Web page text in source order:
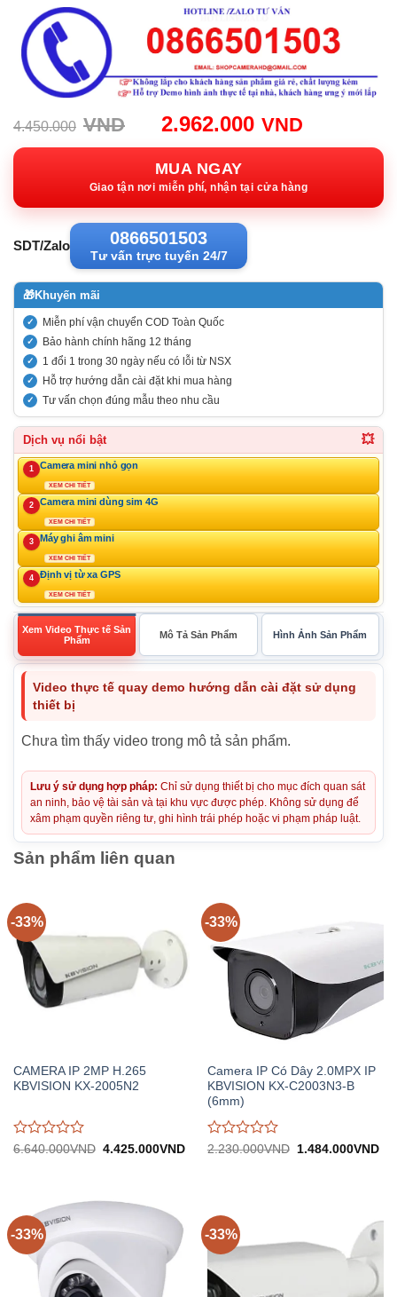
4.450.000 VND
Giá
gốc:
4.450.000VND.
2.962.000 VND
hiện
MUA NGAY
Giao tận nơi miễn phí, nhận tại cửa hàng
SDT/Zalo 0866501503
Tư vấn trực tuyến 24/7
🎁Khuyến mãi
Miễn phí vận chuyển COD Toàn Quốc
Bảo hành chính hãng 12 tháng
1 đổi 1 trong 30 ngày nếu có lỗi từ NSX
Hỗ trợ hướng dẫn cài đặt khi mua hàng
Tư vấn chọn đúng mẫu theo nhu cầu
Dịch vụ nổi bật 💥
1 Camera mini nhỏ gọn
XEM CHI TIẾT
2 Camera mini dùng sim 4G
XEM CHI TIẾT
3 Máy ghi âm mini
XEM CHI TIẾT
4 Định vị từ xa GPS
XEM CHI TIẾT
Xem Video Thực tế Sản
Phẩm
Mô Tả Sản Phẩm Hình Ảnh Sản Phẩm
Video thực tế quay demo hướng dẫn cài đặt sử dụng
thiết bị
Chưa tìm thấy video trong mô tả sản phẩm.
Lưu ý sử dụng hợp pháp: Chỉ sử dụng thiết bị cho mục đích quan sát
an ninh, bảo vệ tài sản và tại khu vực được phép. Không sử dụng để
xâm phạm quyền riêng tư, ghi hình trái phép hoặc vi phạm pháp luật.
Sản phẩm liên quan
-33%
CAMERA IP 2MP H.265
KBVISION KX-2005N2
Được
5
6.640.000VND Giá
4.425.000VNDGiá
-33%
Camera IP Có Dây 2.0MPX IP
KBVISION KX-C2003N3-B
(6mm)
Được
5
2.230.000VND
Giá
1.484.000VNDGiá
-33% -33%